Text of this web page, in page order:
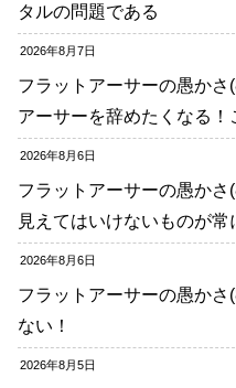
タルの問題である
2026年8月7日
フラットアーサーの愚かさ
アーサーを辞めたくなる！
2026年8月6日
フラットアーサーの愚か
見えてはいけないものが常
2026年8月6日
フラットアーサーの愚か
ない！
2026年8月5日